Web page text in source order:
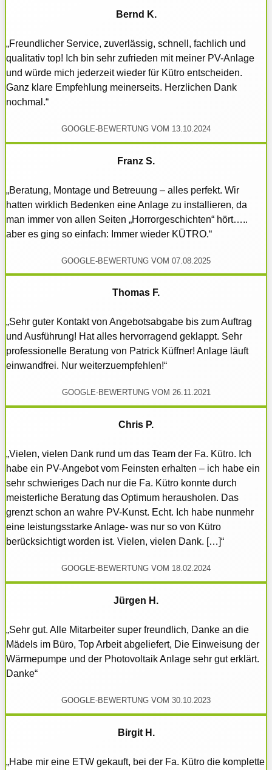
Bernd K.
„Freundlicher Service, zuverlässig, schnell, fachlich und
qualitativ top! Ich bin sehr zufrieden mit meiner PV-Anlage
und würde mich jederzeit wieder für Kütro entscheiden.
Ganz klare Empfehlung meinerseits. Herzlichen Dank
nochmal.“
GOOGLE-BEWERTUNG VOM 13.10.2024
Franz S.
„Beratung, Montage und Betreuung – alles perfekt. Wir
hatten wirklich Bedenken eine Anlage zu installieren, da
man immer von allen Seiten „Horrorgeschichten“ hört…..
aber es ging so einfach: Immer wieder KÜTRO.“
GOOGLE-BEWERTUNG VOM 07.08.2025
Thomas F.
„Sehr guter Kontakt von Angebotsabgabe bis zum Auftrag
und Ausführung! Hat alles hervorragend geklappt. Sehr
professionelle Beratung von Patrick Küffner! Anlage läuft
einwandfrei. Nur weiterzuempfehlen!“
GOOGLE-BEWERTUNG VOM 26.11.2021
Chris P.
„Vielen, vielen Dank rund um das Team der Fa. Kütro. Ich
habe ein PV-Angebot vom Feinsten erhalten – ich habe ein
sehr schwieriges Dach nur die Fa. Kütro konnte durch
meisterliche Beratung das Optimum herausholen. Das
grenzt schon an wahre PV-Kunst. Echt. Ich habe nunmehr
eine leistungsstarke Anlage- was nur so von Kütro
berücksichtigt worden ist. Vielen, vielen Dank. […]“
GOOGLE-BEWERTUNG VOM 18.02.2024
Jürgen H.
„Sehr gut. Alle Mitarbeiter super freundlich, Danke an die
Mädels im Büro, Top Arbeit abgeliefert, Die Einweisung der
Wärmepumpe und der Photovoltaik Anlage sehr gut erklärt.
Danke“
GOOGLE-BEWERTUNG VOM 30.10.2023
Birgit H.
„Habe mir eine ETW gekauft, bei der Fa. Kütro die komplette